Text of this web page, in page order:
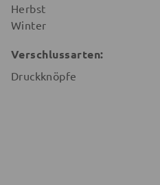
Herbst
Winter
Verschlussarten:
Druckknöpfe